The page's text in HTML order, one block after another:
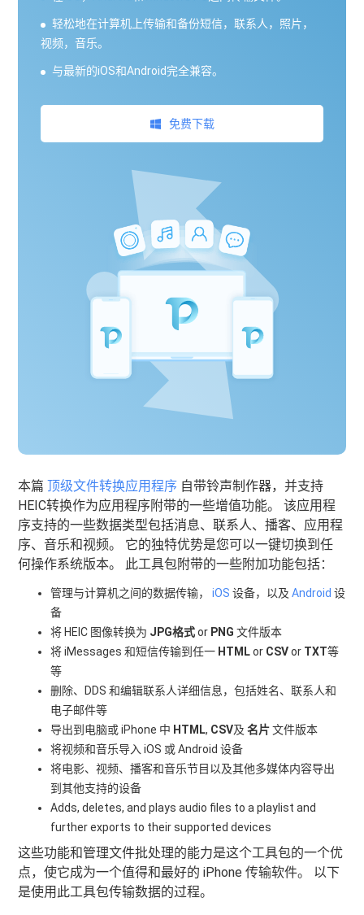
轻松地在计算机上传输和备份短信，联系人，照片，
视频，音乐。
与最新的iOS和Android完全兼容。
免费下载
本篇顶级文件转换应用程序 自带铃声制作器，并支持
HEIC转换作为应用程序附带的一些增值功能。 该应用程
序支持的一些数据类型包括消息、联系人、播客、应用程
序、音乐和视频。 它的独特优势是您可以一键切换到任
何操作系统版本。 此工具包附带的一些附加功能包括：
管理与计算机之间的数据传输，iOS 设备，以及Android 设
备
将 HEIC 图像转换为 JPG格式or PNG 文件版本
将 iMessages 和短信传输到任一 HTMLor CSVor TXT等
等
删除、DDS 和编辑联系人详细信息，包括姓名、联系人和
电子邮件等
导出到电脑或 iPhone 中 HTML, CSV及名片文件版本
将视频和音乐导入 iOS 或 Android 设备
将电影、视频、播客和音乐节目以及其他多媒体内容导出
到其他支持的设备
Adds, deletes, and plays audio files to a playlist and
further exports to their supported devices
这些功能和管理文件批处理的能力是这个工具包的一个优
点，使它成为一个值得和最好的 iPhone 传输软件。 以下
是使用此工具包传输数据的过程。